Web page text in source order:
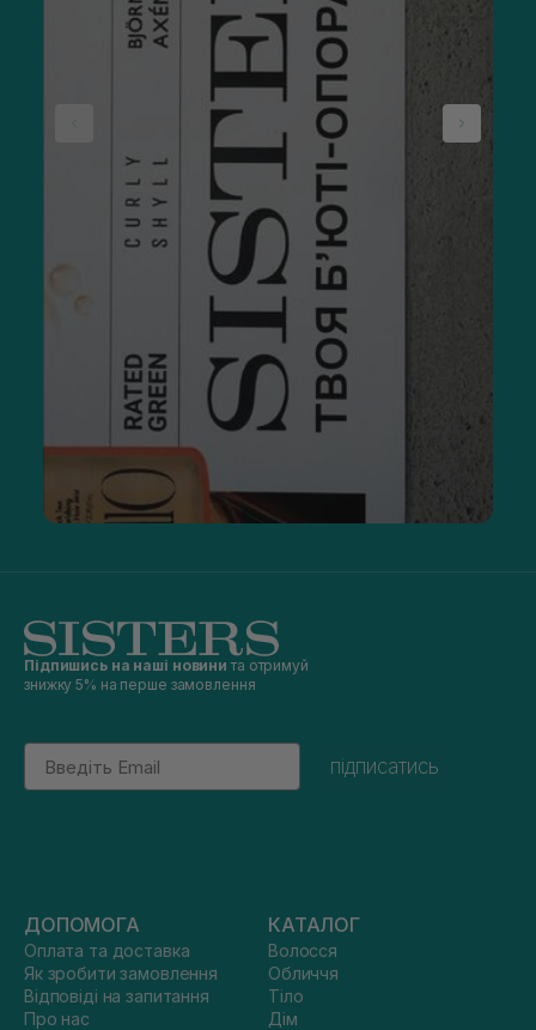
Підпишись на наші новини та отримуй
знижку 5% на перше замовлення
Email
підписатись
ДОПОМОГА
Оплата та доставка
Як зробити замовлення
Відповіді на запитання
Про нас
КАТАЛОГ
Волосся
Обличчя
Тіло
Дім